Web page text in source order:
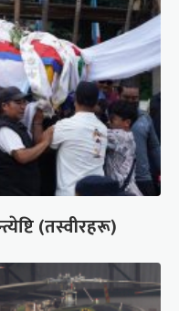
(तस्वीरहरू)